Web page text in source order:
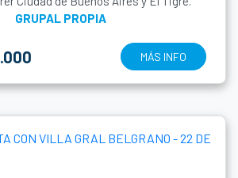
GRUPAL PROPIA
MÁS INFO